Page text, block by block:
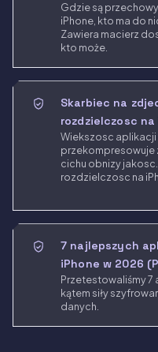
Gdzie są
iPhone, kto ma do
Zawiera macierz
kto może.
Skarbiec na
rozdzielczosc na
Wiekszosc
cichu obnizy
rozdzielczosc na
7 najlepszych
iPhone w 2026
Przetestowaliśmy
kątem siły
danych.